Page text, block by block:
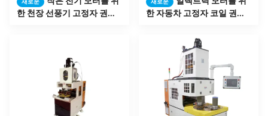
새로운
한 천장 선풍기 고정자 권선
새로운
한 자동차 고정자 코일 권취